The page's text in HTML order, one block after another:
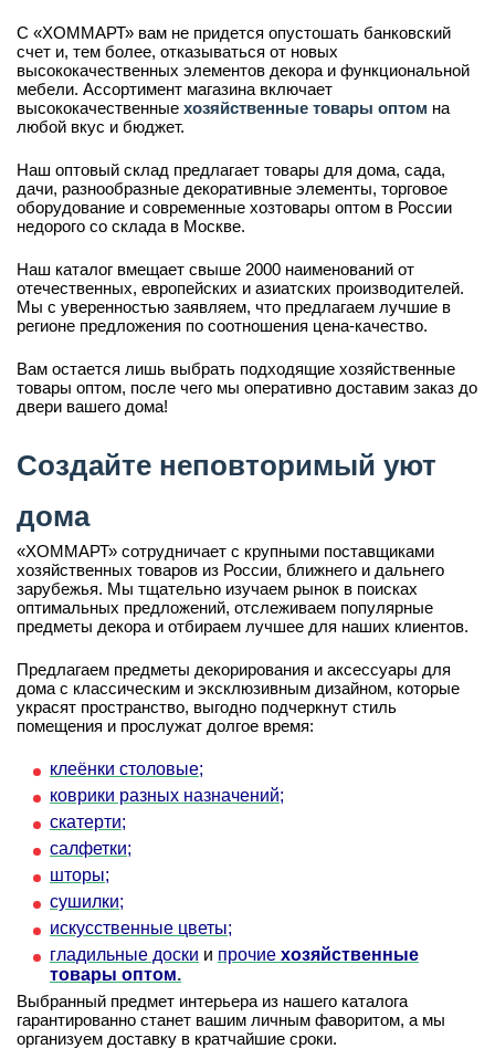
С «ХОММАРТ» вам не придется опустошать банковский
счет и, тем более, отказываться от новых
высококачественных элементов декора и функциональной
мебели. Ассортимент магазина включает
высококачественные хозяйственные товары оптом на
любой вкус и бюджет.
Наш оптовый склад предлагает товары для дома, сада,
дачи, разнообразные декоративные элементы, торговое
оборудование и современные хозтовары оптом в России
недорого со склада в Москве.
Наш каталог вмещает свыше 2000 наименований от
отечественных, европейских и азиатских производителей.
Мы с уверенностью заявляем, что предлагаем лучшие в
регионе предложения по соотношения цена-качество.
Вам остается лишь выбрать подходящие хозяйственные
товары оптом, после чего мы оперативно доставим заказ до
двери вашего дома!
Создайте неповторимый уют
дома
«ХОММАРТ» сотрудничает с крупными поставщиками
хозяйственных товаров из России, ближнего и дальнего
зарубежья. Мы тщательно изучаем рынок в поисках
оптимальных предложений, отслеживаем популярные
предметы декора и отбираем лучшее для наших клиентов.
Предлагаем предметы декорирования и аксессуары для
дома с классическим и эксклюзивным дизайном, которые
украсят пространство, выгодно подчеркнут стиль
помещения и прослужат долгое время:
клеёнки столовые;
коврики разных назначений;
скатерти;
салфетки;
шторы;
сушилки;
искусственные цветы;
гладильные доски и прочие хозяйственные
товары оптом.
Выбранный предмет интерьера из нашего каталога
гарантированно станет вашим личным фаворитом, а мы
организуем доставку в кратчайшие сроки.